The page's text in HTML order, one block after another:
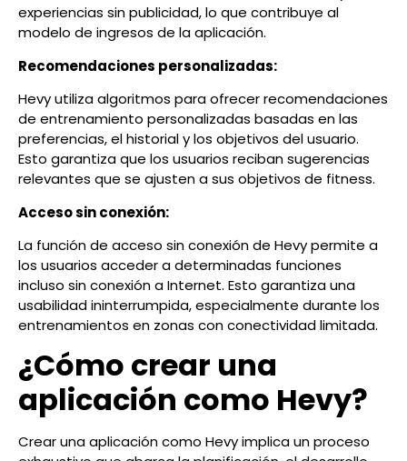
experiencias sin publicidad, lo que contribuye al
modelo de ingresos de la aplicación.
Recomendaciones personalizadas:
Hevy utiliza algoritmos para ofrecer recomendaciones
de entrenamiento personalizadas basadas en las
preferencias, el historial y los objetivos del usuario.
Esto garantiza que los usuarios reciban sugerencias
relevantes que se ajusten a sus objetivos de fitness.
Acceso sin conexión:
La función de acceso sin conexión de Hevy permite a
los usuarios acceder a determinadas funciones
incluso sin conexión a Internet. Esto garantiza una
usabilidad ininterrumpida, especialmente durante los
entrenamientos en zonas con conectividad limitada.
¿Cómo crear una
aplicación como Hevy?
Crear una aplicación como Hevy implica un proceso